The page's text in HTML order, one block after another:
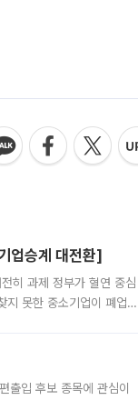
업승계 대전환]
히 과제 정부가 혈연 중심
지 못한 중소기업이 폐업
출입 후보 종목에 관심이